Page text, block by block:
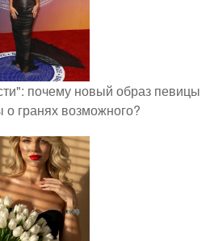
почему новый образ певицы
гранях возможного?